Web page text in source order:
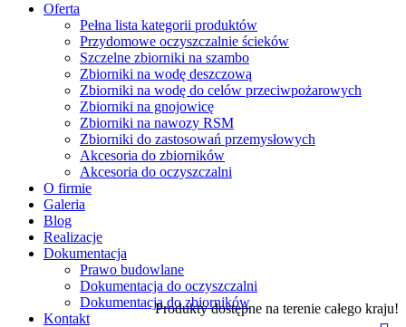
Oferta
Pełna lista kategorii produktów
Przydomowe oczyszczalnie ścieków
Szczelne zbiorniki na szambo
Zbiorniki na wodę deszczową
Zbiorniki na wodę do celów przeciwpożarowych
Zbiorniki na gnojowicę
Zbiorniki na nawozy RSM
Zbiorniki do zastosowań przemysłowych
Akcesoria do zbiorników
Akcesoria do oczyszczalni
O firmie
Galeria
Blog
Realizacje
Dokumentacja
Prawo budowlane
Dokumentacja do oczyszczalni
Dokumentacja do zbiorników
Kontakt
Produkty dostępne na terenie całego kraju!